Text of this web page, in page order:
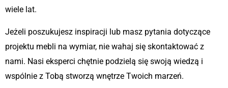
wiele lat.
Jeżeli poszukujesz inspiracji lub masz pytania dotyczące
projektu mebli na wymiar, nie wahaj się skontaktować z
nami. Nasi eksperci chętnie podzielą się swoją wiedzą i
wspólnie z Tobą stworzą wnętrze Twoich marzeń.